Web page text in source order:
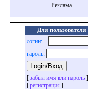
Реклама
Для пользователя
логин:
пароль:
[ забыл имя или пароль ]
[ регистрация ]